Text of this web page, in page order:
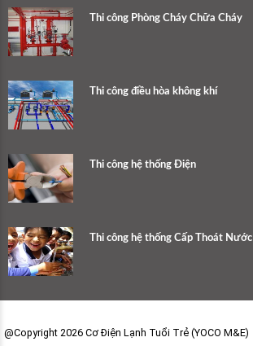
Thi công Phòng Cháy Chữa Cháy
Thi công điều hòa không khí
Thi công hệ thống Điện
Thi công hệ thống Cấp Thoát Nước
@Copyright 2026 Cơ Điện Lạnh Tuổi Trẻ (YOCO M&E)